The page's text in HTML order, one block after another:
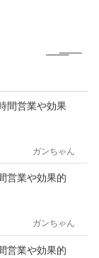
間営業や効果
ガンちゃん
営業や効果的
ガンちゃん
営業や効果的